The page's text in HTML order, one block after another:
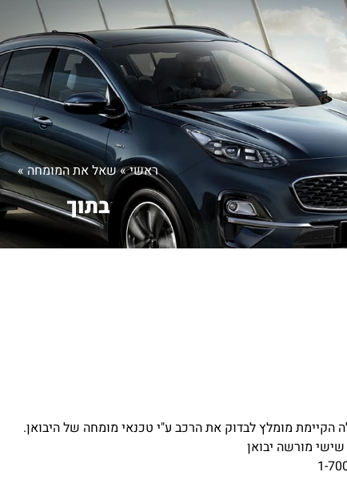
ראשי»שאל את המומחה»
בתוך
מומלץ לבדוק את הרכב ע"י טכנאי מומחה של היבואן.
מורשה יבואן